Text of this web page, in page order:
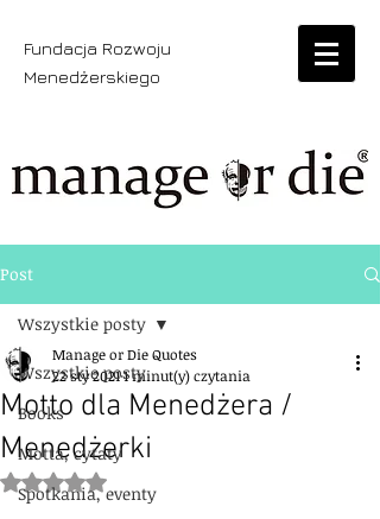
Fundacja Rozwoju
Menedżerskiego
Post
Wszystkie posty
Books
Motta, cytaty
Spotkania, eventy
Wszystkie posty
Motto dla Menedżera /
Menedżerki
Manage or Die Quotes
22 sty 20211 minut(y) czytania
Oceniono na NaN z 5 gwiazdek.